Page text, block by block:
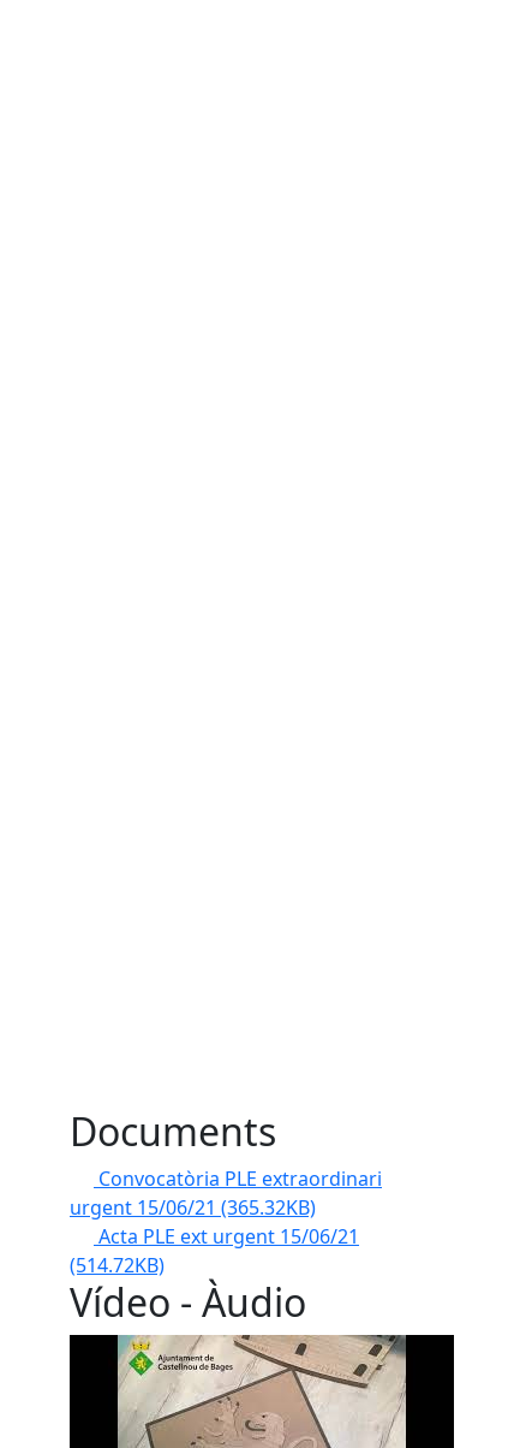
Documents
Convocatòria PLE extraordinari
urgent 15/06/21 (365.32KB)
Acta PLE ext urgent 15/06/21
(514.72KB)
Vídeo - Àudio